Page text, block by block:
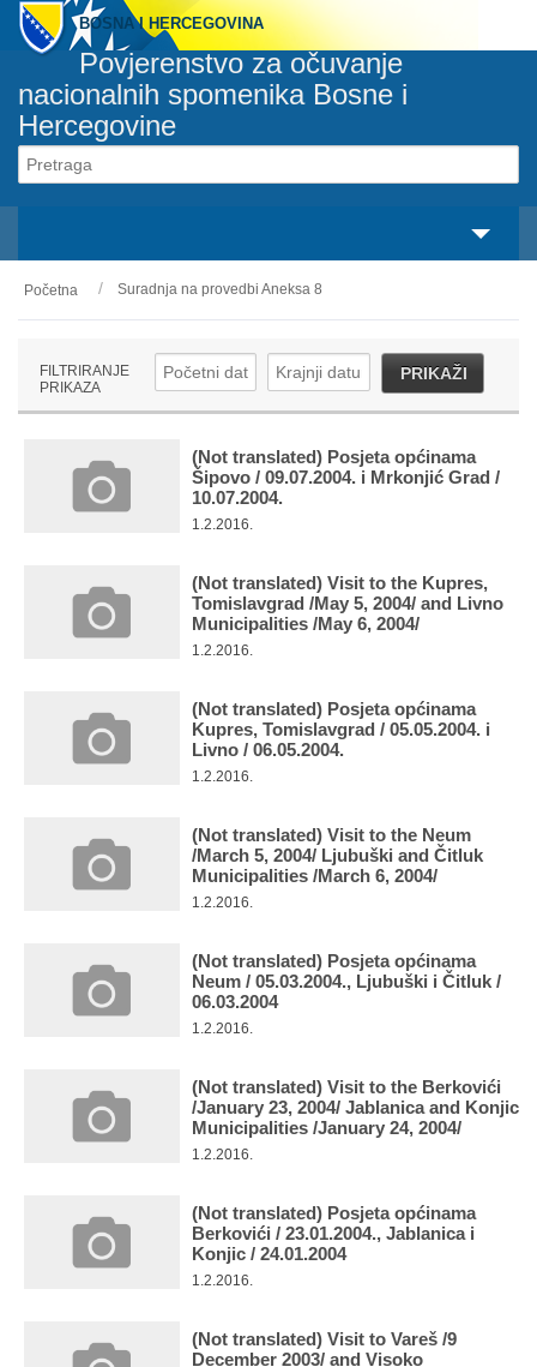
BOSNA I HERCEGOVINA
Povjerenstvo za očuvanje
nacionalnih spomenika Bosne i
Hercegovine
O nama
Servisi
Početna Suradnja na provedbi Aneksa 8
FILTRIRANJE
PRIKAZA
PRIKAŽI
(Not translated) Posjeta općinama
Šipovo / 09.07.2004. i Mrkonjić Grad /
10.07.2004.
1.2.2016.
(Not translated) Visit to the Kupres,
Tomislavgrad /May 5, 2004/ and Livno
Municipalities /May 6, 2004/
1.2.2016.
(Not translated) Posjeta općinama
Kupres, Tomislavgrad / 05.05.2004. i
Livno / 06.05.2004.
1.2.2016.
(Not translated) Visit to the Neum
/March 5, 2004/ Ljubuški and Čitluk
Municipalities /March 6, 2004/
1.2.2016.
(Not translated) Posjeta općinama
Neum / 05.03.2004., Ljubuški i Čitluk /
06.03.2004
1.2.2016.
(Not translated) Visit to the Berkovići
/January 23, 2004/ Jablanica and Konjic
Municipalities /January 24, 2004/
1.2.2016.
(Not translated) Posjeta općinama
Berkovići / 23.01.2004., Jablanica i
Konjic / 24.01.2004
1.2.2016.
(Not translated) Visit to Vareš /9
December 2003/ and Visoko